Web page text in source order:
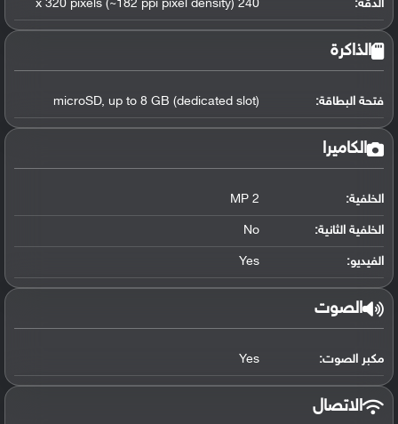
الدقة: 240 x 320 pixels (~182 ppi pixel density)
الذاكرة
فتحة البطاقة: microSD, up to 8 GB (dedicated slot)
الكاميرا
الخلفية: 2 MP
الخلفية الثانية: No
الفيديو: Yes
الصوت
مكبر الصوت: Yes
الاتصال